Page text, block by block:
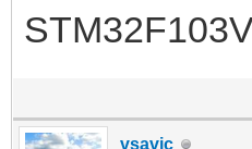
vsavic